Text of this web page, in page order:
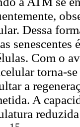
Dessa
senescentes
Com o
torna-
a
A